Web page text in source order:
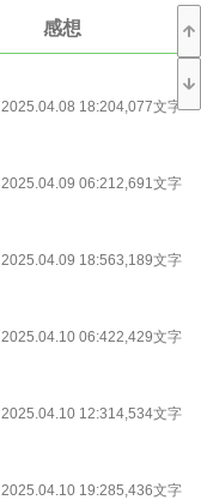
迎える事になる。
。
なるのを決して喜んではい
。
に巻き込まれながら、共に
感想
2025.04.08 18:204,077文字
2025.04.09 06:212,691文字
2025.04.09 18:563,189文字
2025.04.10 06:422,429文字
2025.04.10 12:314,534文字
2025.04.10 19:285,436文字